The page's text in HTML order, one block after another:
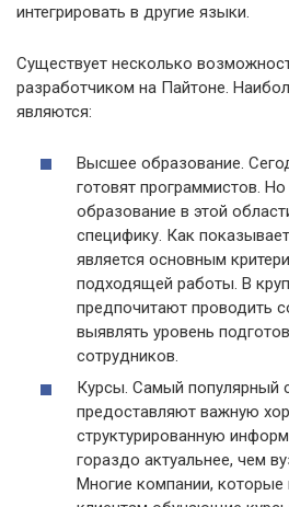
интегрировать в другие языки.
Существует несколько
разработчиком на Пайтоне.
являются:
Высшее образование.
готовят программистов.
образование в этой
специфику. Как
является основным
подходящей работы. В
предпочитают проводить
выявлять уровень
сотрудников.
Курсы. Самый популярный
предоставляют важную
структурированную
гораздо актуальнее, чем
Многие компании,